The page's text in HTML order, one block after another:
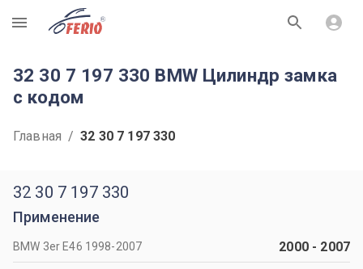
R
32 30 7 197 330 BMW Цилиндр замка
с кодом
Главная / 32 30 7 197 330
32 30 7 197 330
Применение
BMW 3er Е46 1998-2007 2000- 2007